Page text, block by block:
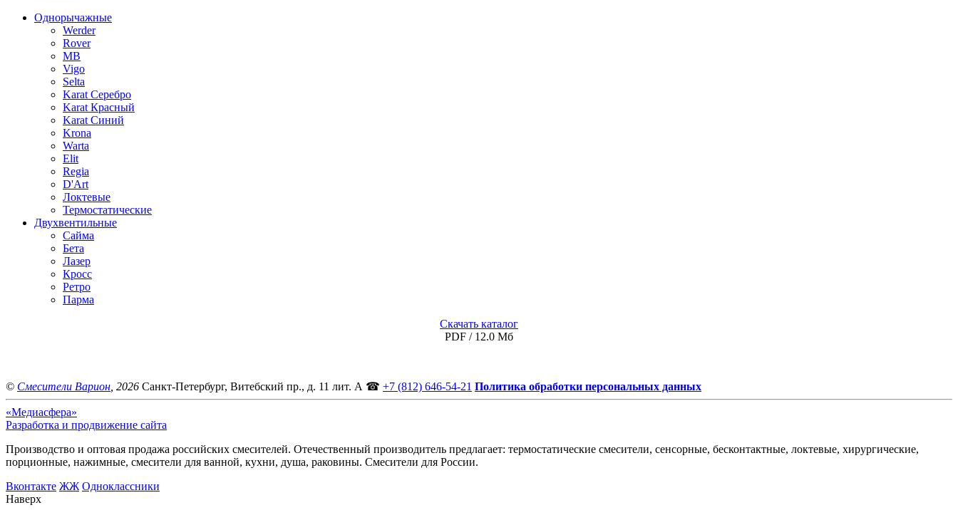
Однорычажные
Werder
Rover
MB
Vigo
Selta
Karat Серебро
Karat Красный
Karat Синий
Krona
Warta
Elit
Regia
D'Art
Локтевые
Термостатические
Двухвентильные
Сайма
Бета
Лазер
Кросс
Ретро
Парма
Скачать каталог
PDF / 12.0 Мб
© Смесители Варион , 2026 Санкт-Петербург, Витебский пр., д. 11 лит. А ☎ +7 (812) 646-54-21 Политика обработки персональных данных
«Медиасфера»
Разработка и продвижение сайта
Производство и оптовая продажа российских смесителей. Отечественный производитель предлагает: термостатические смесители, сенсорные, бесконтактные, локтевые, хирургические,
порционные, нажимные, смесители для ванной, кухни, душа, раковины. Смесители для России.
Bконтакте ЖЖ Одноклассники
Наверх